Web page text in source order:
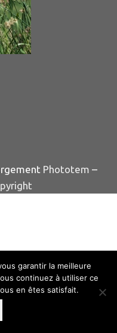
Phototem –
garantir la meilleure
continuez à utiliser ce
en êtes satisfait.